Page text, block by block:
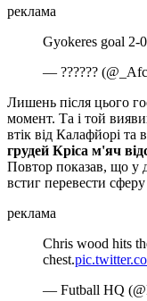
реклама
Gyokeres goal 2-0
— ??????
Лишень після цього
момент. Та і той
втік від Калафйорі
грудей Кріса м'яч
Повтор показав, що у
встиг перевести
реклама
Chris wood hits
chest.
— Futball HQ